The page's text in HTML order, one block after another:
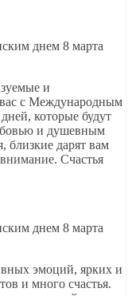
и
вас с Международным
которые будут
и душевным
близкие дарят вам
Счастья
эмоций, ярких и
и много счастья.